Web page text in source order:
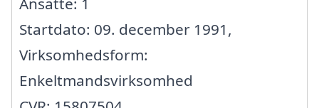
Startdato: 09. december 1991,
Virksomhedsform:
Enkeltmandsvirksomhed